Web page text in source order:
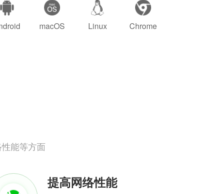
macOS Linux Chrome
能等方面
提高网络性能